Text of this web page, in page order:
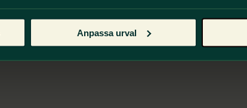
Anpassa urval